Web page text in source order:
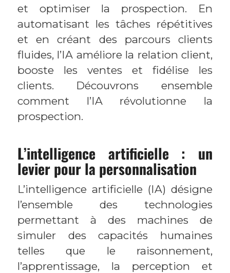
et optimiser la prospection. En
automatisant les tâches répétitives
et en créant des parcours clients
fluides, l’IA améliore la relation client,
booste les ventes et fidélise les
clients. Découvrons ensemble
comment l’IA révolutionne la
prospection.
L’intelligence artificielle : un
levier pour la personnalisation
L’intelligence artificielle (IA) désigne
l’ensemble des technologies
permettant à des machines de
simuler des capacités humaines
telles que le raisonnement,
l’apprentissage, la perception et